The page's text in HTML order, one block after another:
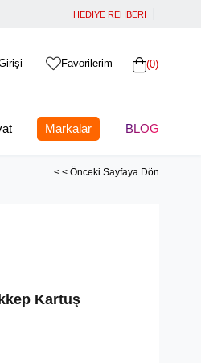
HEDİYE REHBERİ
0
Favorilerim
Markalar BLOG
< < Önceki Sayfaya Dön
Kartuş